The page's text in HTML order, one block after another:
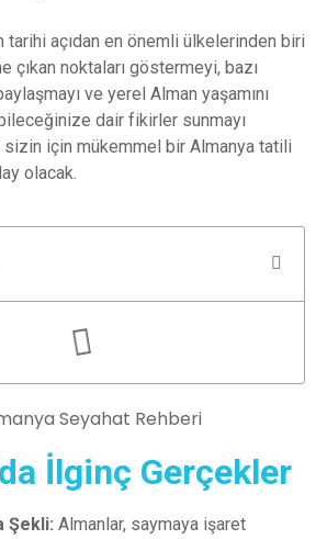
tarihi açıdan en önemli ülkelerinden biri
çıkan noktaları göstermeyi, bazı
ve yerel Alman yaşamını
dair fikirler sunmayı
sizin için mükemmel bir Almanya tatili
olacak.
İlginç Gerçekler
Şekli: Almanlar, saymaya işaret